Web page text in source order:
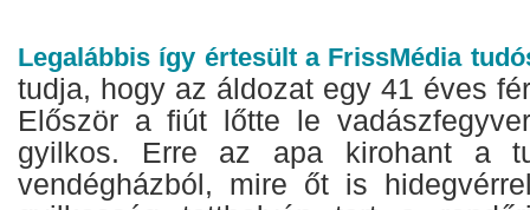
Legalábbis így értesült a FrissMédia
tudja, hogy az áldozat egy 41 éves
Először a fiút lőtte le
gyilkos. Erre az apa kirohant a
vendégházból, mire őt is